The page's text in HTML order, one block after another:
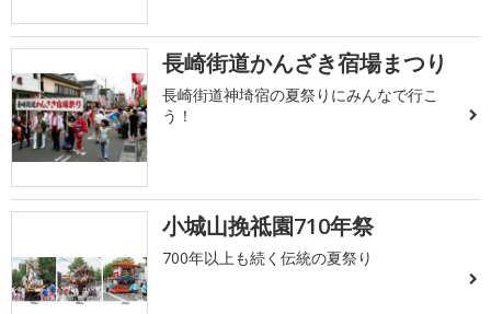
長崎街道かんざき宿場まつり
長崎街道神埼宿の夏祭りにみんなで行こ
う！
小城山挽祗園710年祭
700年以上も続く伝統の夏祭り